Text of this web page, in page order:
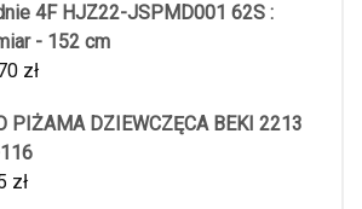
4F HJZ22-JSPMD001 62S :
- 152 cm
zł
PIŻAMA DZIEWCZĘCA BEKI 2213
zł